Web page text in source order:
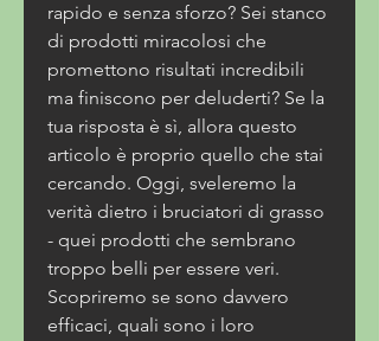
rapido e senza sforzo? Sei stanco
di prodotti miracolosi che
promettono risultati incredibili
ma finiscono per deluderti? Se la
tua risposta è sì, allora questo
articolo è proprio quello che stai
cercando. Oggi, sveleremo la
verità dietro i bruciatori di grasso
- quei prodotti che sembrano
troppo belli per essere veri.
Scopriremo se sono davvero
efficaci, quali sono i loro